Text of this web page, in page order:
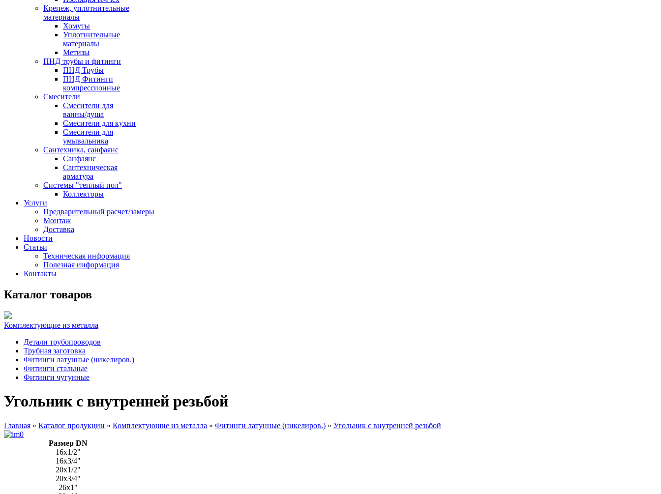
Крепеж, уплотнительные
материалы
Хомуты
Уплотнительные
материалы
Метизы
ПНД трубы и фитинги
ПНД Трубы
ПНД Фитинги
компрессионные
Смесители
Смесители для
ванны/душа
Смесители для кухни
Смесители для
умывальника
Сантехника, санфаянс
Санфаянс
Сантехническая
арматура
Системы "теплый пол"
Коллекторы
Услуги
Предварительный расчет/замеры
Монтаж
Доставка
Новости
Статьи
Техническая информация
Полезная информация
Контакты
Каталог товаров
Комплектующие из металла
Детали трубопроводов
Трубная заготовка
Фитинги латунные (никелиров.)
Фитинги стальные
Фитинги чугунные
Угольник с внутренней резьбой
Главная » Каталог продукции » Комплектующие из металла » Фитинги латунные (никелиров.) » Угольник с внутренней резьбой
Размер DN
16х1/2"
16х3/4"
20х1/2"
20х3/4"
26х1"